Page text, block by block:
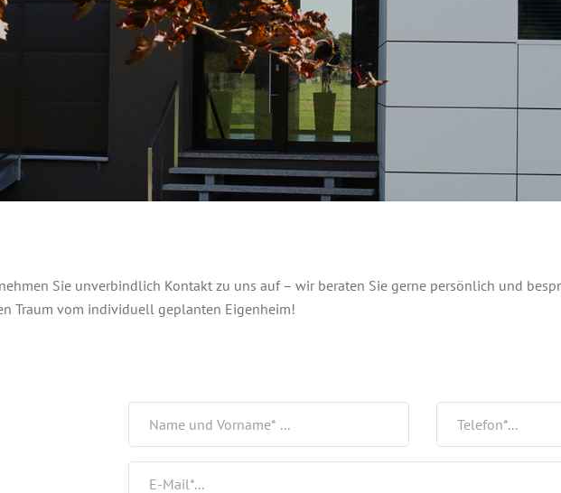
Sie unverbindlich Kontakt zu uns auf – wir beraten Sie gerne persönlich und
Traum vom individuell geplanten Eigenheim!